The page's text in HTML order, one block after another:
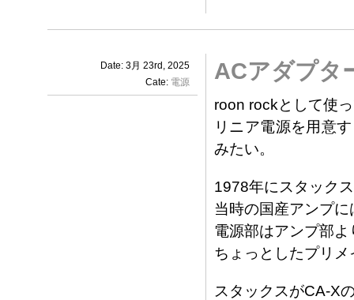
Date: 3月 23rd, 2025
Cate: 電源 ACアダプタ
roon rockとして使
リニア電源を用意
みたい。
1978年にスタック
当時の国産アンプ
電源部はアンプ部
ちょっとしたプリ
スタックスがCA-X